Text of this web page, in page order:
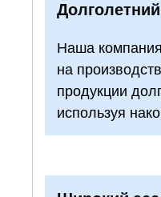
Наша
на
продукции
используя